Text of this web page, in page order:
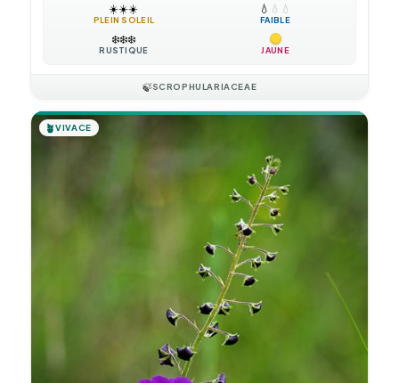
☀️☀️☀️
PLEIN SOLEIL
💧 💧 💧
FAIBLE
❄️❄️❄️
RUSTIQUE JAUNE
🍃SCROPHULARIACEAE
🪴VIVACE